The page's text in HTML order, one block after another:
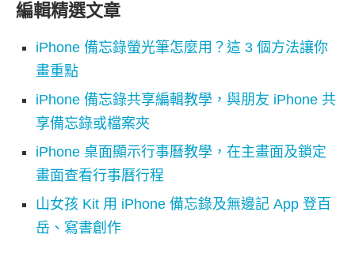
編輯精選文章
iPhone 備忘錄螢光筆怎麼用？這 3 個方法讓你
畫重點
iPhone 備忘錄共享編輯教學，與朋友 iPhone 共
享備忘錄或檔案夾
iPhone 桌面顯示行事曆教學，在主畫面及鎖定
畫面查看行事曆行程
山女孩 Kit 用 iPhone 備忘錄及無邊記 App 登百
岳、寫書創作